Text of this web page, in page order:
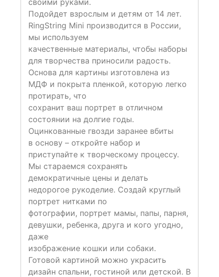
Подойдет взрослым и детям от 14 лет.
RingString Mini производится в России,
мы используем
качественные материалы, чтобы наборы
для творчества приносили радость.
Основа для картины изготовлена из
МДФ и покрыта пленкой, которую легко
протирать, что
сохранит ваш портрет в отличном
состоянии на долгие годы.
Оцинкованные гвозди заранее вбиты
в основу – откройте набор и
приступайте к творческому процессу.
Мы стараемся сохранять
демократичные цены и делать
недорогое рукоделие. Создай круглый
портрет нитками по
фотографии, портрет мамы, папы, парня,
девушки, ребенка, друга и кого угодно,
даже
изображение кошки или собаки.
Готовой картиной можно украсить
дизайн спальни, гостиной или детской. В